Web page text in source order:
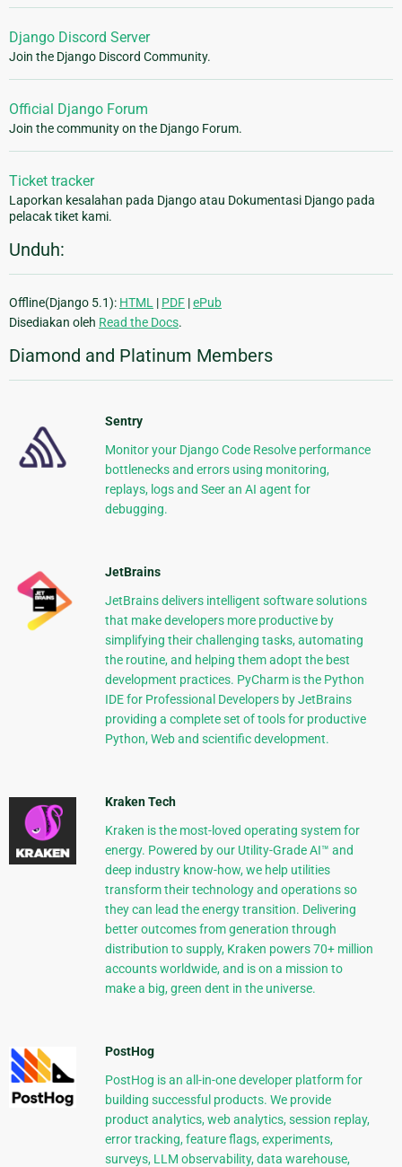
Django Discord Server
Join the Django Discord Community.
Official Django Forum
Join the community on the Django Forum.
Ticket tracker
Laporkan kesalahan pada Django atau Dokumentasi Django pada
pelacak tiket kami.
Unduh:
Offline(Django 5.1): HTML | PDF |ePub
Disediakan oleh Read the Docs.
Diamond and Platinum Members
Sentry
Monitor your Django Code Resolve performance
bottlenecks and errors using monitoring,
replays, logs and Seer an AI agent for
debugging.
JetBrains
JetBrains delivers intelligent software solutions
that make developers more productive by
simplifying their challenging tasks, automating
the routine, and helping them adopt the best
development practices. PyCharm is the Python
IDE for Professional Developers by JetBrains
providing a complete set of tools for productive
Python, Web and scientific development.
Kraken Tech
Kraken is the most-loved operating system for
energy. Powered by our Utility-Grade AI™ and
deep industry know-how, we help utilities
transform their technology and operations so
they can lead the energy transition. Delivering
better outcomes from generation through
distribution to supply, Kraken powers 70+ million
accounts worldwide, and is on a mission to
make a big, green dent in the universe.
PostHog
PostHog is an all-in-one developer platform for
building successful products. We provide
product analytics, web analytics, session replay,
error tracking, feature flags, experiments,
surveys, LLM observability, data warehouse,